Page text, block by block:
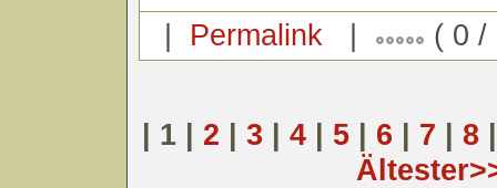
Permalink| ( 0 /
| 1 | 2 | 3 | 4| 5| 6 | 7 | 8